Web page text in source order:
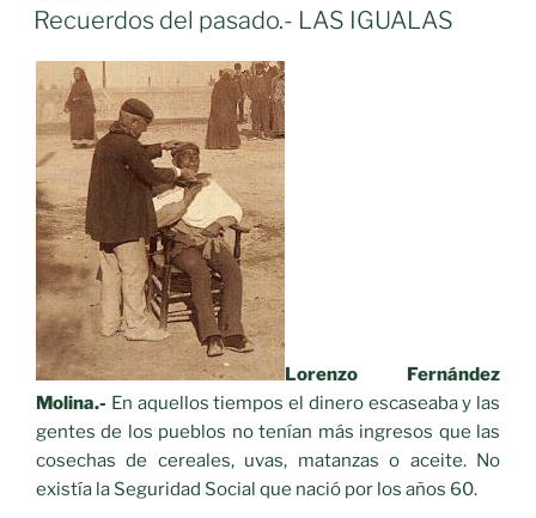
EL
Recuerdos del pasado.- LAS IGUALAS
Lorenzo Fernández
Molina.- En aquellos tiempos el dinero escaseaba y las
gentes de los pueblos no tenían más ingresos que las
cosechas de cereales, uvas, matanzas o aceite. No
existía la Seguridad Social que nació por los años 60.